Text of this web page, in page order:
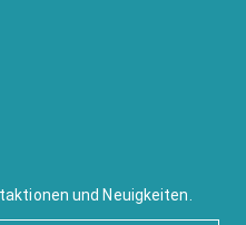
und Neuigkeiten.